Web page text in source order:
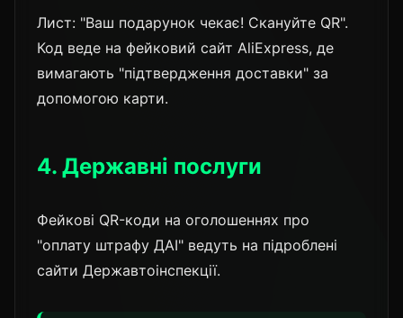
Лист: "Ваш подарунок чекає! Скануйте QR".
Код веде на фейковий сайт AliExpress, де
вимагають "підтвердження доставки" за
допомогою карти.
4. Державні послуги
Фейкові QR-коди на оголошеннях про
"оплату штрафу ДАІ" ведуть на підроблені
сайти Державтоінспекції.